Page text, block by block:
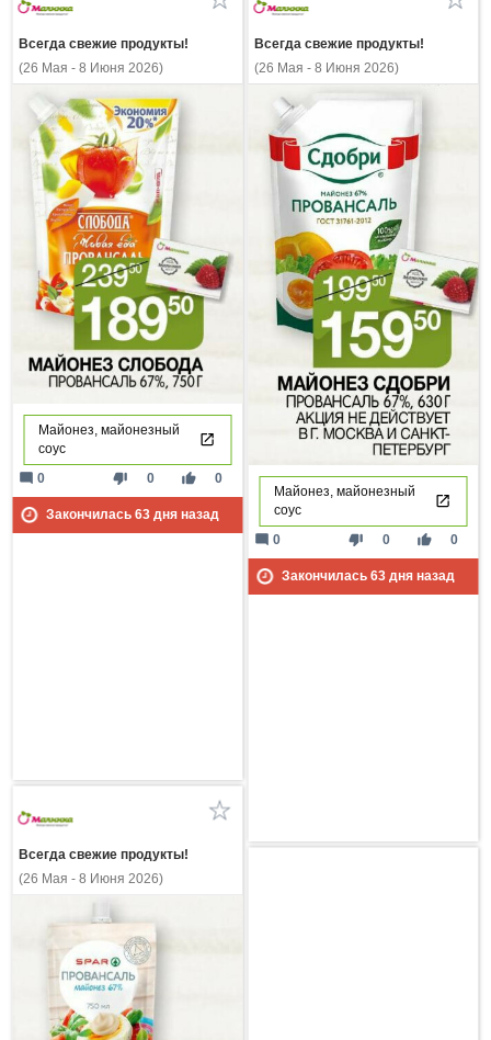
Всегда свежие продукты!
(26 Мая - 8 Июня 2026)
Майонез, майонезный
соус
thumb_down 0 thumb_up 0
mode_comment 0
Закончилась 63дня назад
Всегда свежие продукты!
(26 Мая - 8 Июня 2026)
Майонез, майонезный
соус
thumb_down 0 thumb_up 0
mode_comment 0
Закончилась 63дня назад
Всегда свежие продукты!
(26 Мая - 8 Июня 2026)